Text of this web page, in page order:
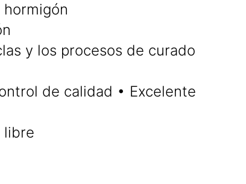
y los procesos de curado
de calidad • Excelente
libre